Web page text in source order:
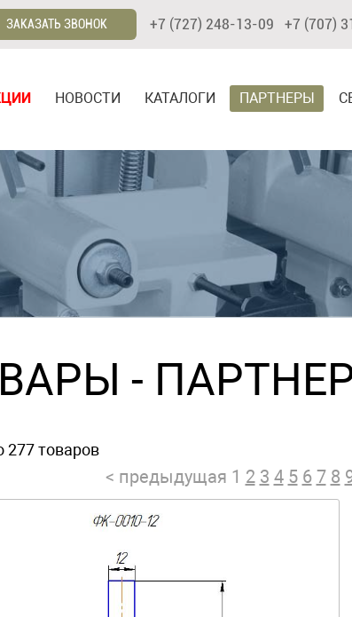
ЗАКАЗАТЬ ЗВОНОК +7 (727) 248-13-09 +7 (707)
НОВОСТИ КАТАЛОГИ ПАРТНЕРЫ
-
277 товаров
< предыдущая 1 2 3 4 5 6 7 8